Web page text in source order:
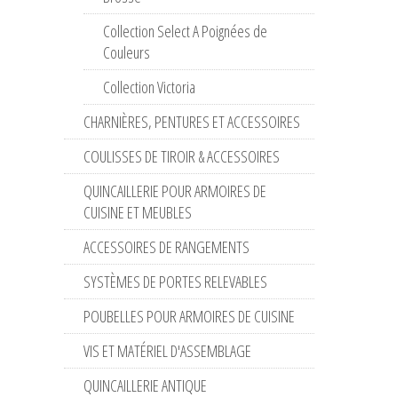
Collection Select A Poignées de
Couleurs
Collection Victoria
CHARNIÈRES, PENTURES ET ACCESSOIRES
COULISSES DE TIROIR & ACCESSOIRES
QUINCAILLERIE POUR ARMOIRES DE
CUISINE ET MEUBLES
ACCESSOIRES DE RANGEMENTS
SYSTÈMES DE PORTES RELEVABLES
POUBELLES POUR ARMOIRES DE CUISINE
VIS ET MATÉRIEL D'ASSEMBLAGE
QUINCAILLERIE ANTIQUE